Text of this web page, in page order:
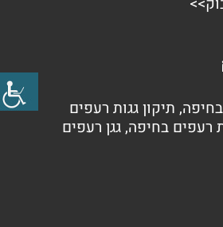
, תיקון גגות רעפים
רעפים בחיפה,גגן רעפים